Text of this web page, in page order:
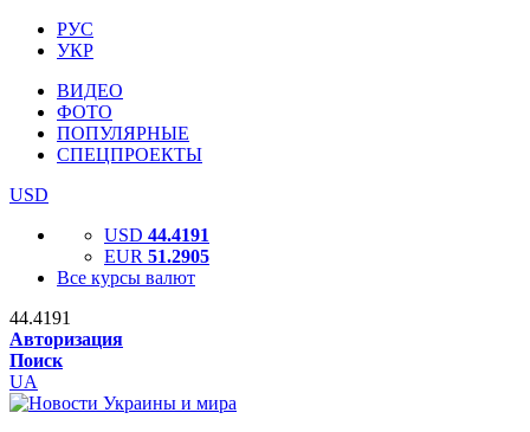
РУС
УКР
ВИДЕО
ФОТО
ПОПУЛЯРНЫЕ
СПЕЦПРОЕКТЫ
USD
USD 44.4191
EUR 51.2905
Все курсы валют
44.4191
Авторизация
Поиск
UA